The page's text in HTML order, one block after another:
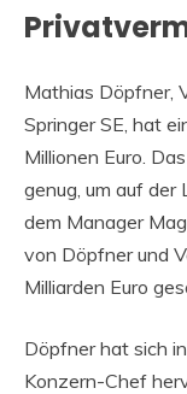
Mathias Döpfner,
Springer SE, hat
Millionen Euro.
genug, um auf der
dem Manager
von Döpfner und
Milliarden Euro
Döpfner hat sich
Konzern-Chef